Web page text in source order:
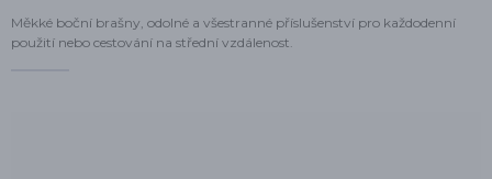
Měkké boční brašny, odolné a všestranné příslušenství pro každodenní
použití nebo cestování na střední vzdálenost.